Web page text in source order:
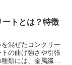
出てきて、酸性の
。ブリード汚染
内部の鉄筋にも影
。ブリード汚染を
のアルカリ含有量
加剤を使用したり
トとは？特徴
混ぜたコンクリー
の曲げ強さや引張
類には、金属繊